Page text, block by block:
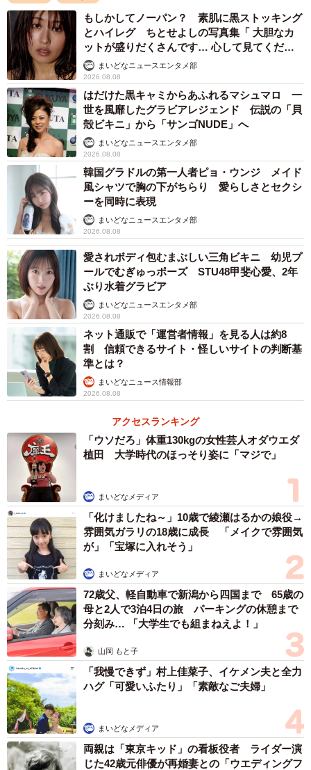
もしかしてノーパン？ 素肌に黒ストッキング
とハイレグ ちとせよしの写真集「 大胆なカ
ットが盛りだくさんです… 心して見てくださ
い」まいどなニュースエンタメ部
2026.08.08
はだけた黒キャミからあふれるマシュマロ 一
世を風靡したグラビアレジェンド 伝説の「貝
殻ビキニ」から「サンゴNUDE」へ
まいどなニュースエンタメ部
2026.08.08
韓国グラドルの第一人者ピョ・ウンジ メイド
風シャツで胸の下がちらり 愛らしさとセクシ
ーを同時に表現
まいどなニュースエンタメ部
2026.08.08
愛されボディ包むまぶしい三角ビキニ 幼児プ
ールでむぎゅっポーズ STU48甲斐心愛、2年
ぶり水着グラビア
まいどなニュースエンタメ部
2026.08.08
ネット通販で「運営者情報」を見る人は約8
割 信頼できるサイト・怪しいサイトの判断基
準とは？
まいどなニュース情報部
2026.08.08
アクセスランキング
「ウソだろ」体重130kgの女性芸人オダウエダ
植田 大学時代のほっそり姿に「マジで」
まいどなメディア
「化けましたね～」10歳で綾瀬はるかの娘役→
雰囲気ガラリの18歳に成長 「メイクで雰囲気
が」「宝塚に入れそう」
まいどなメディア
72歳父、軽自動車で新潟から四国まで 65歳の
母と2人で3泊4日の旅 パーキングの休憩まで
分刻み… 「大学生でも組まねえよ！」
山岡 もと子
「我慢できず」村上佳菜子、イケメン夫と全力
ハグ「可愛いふたり」「素敵なご夫婦」
まいどなメディア
両親は「東京キッド」の看板役者 ライダー演
じた42歳元俳優が再婚妻との「ウエディングフ